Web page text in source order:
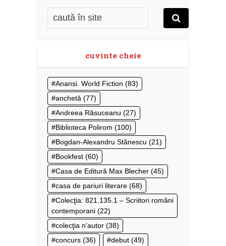
cuvinte cheie
Anansi. World Fiction (83)
anchetă (77)
Andreea Răsuceanu (27)
Biblioteca Polirom (100)
Bogdan-Alexandru Stănescu (21)
Bookfest (60)
Casa de Editură Max Blecher (45)
casa de pariuri literare (68)
Colecţia: 821.135.1 – Scriitori români
contemporani (22)
colecţia n’autor (38)
concurs (36) debut (49)